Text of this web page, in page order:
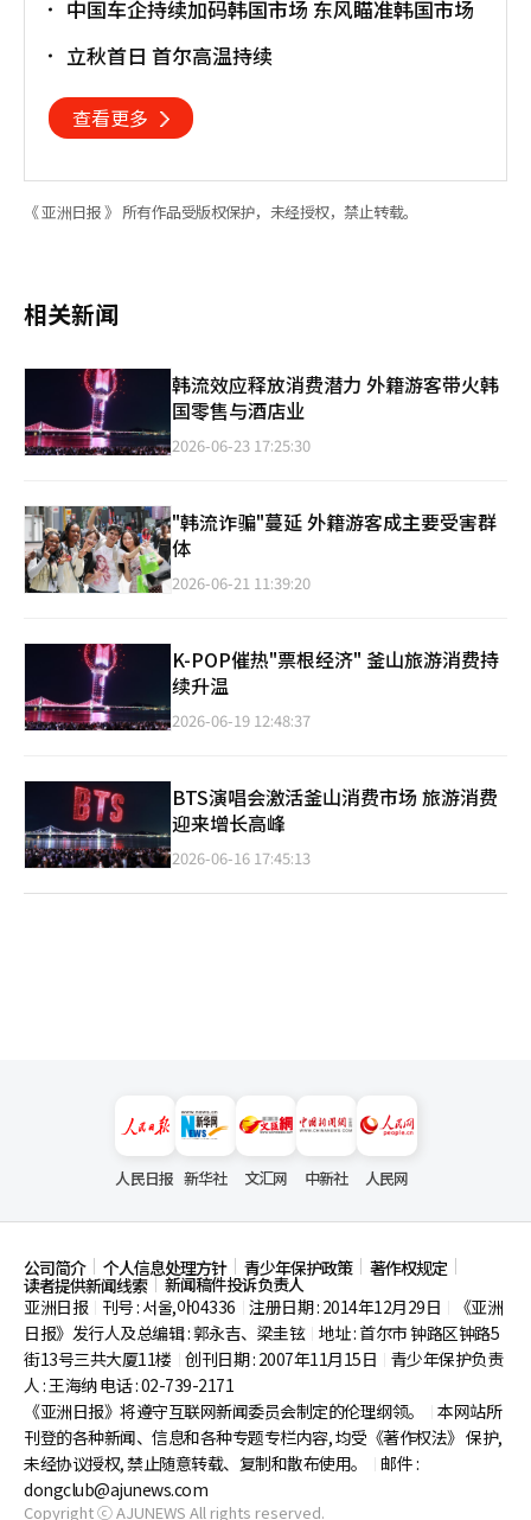
中国车企持续加码韩国市场 东风瞄准韩国市场
立秋首日 首尔高温持续
查看更多
《 亚洲日报 》 所有作品受版权保护，未经授权，禁止转载。
相关新闻
韩流效应释放消费潜力 外籍游客带火韩
国零售与酒店业
2026-06-23 17:25:30
"韩流诈骗"蔓延 外籍游客成主要受害群
体
2026-06-21 11:39:20
K-POP催热"票根经济" 釜山旅游消费持
续升温
2026-06-19 12:48:37
BTS演唱会激活釜山消费市场 旅游消费
迎来增长高峰
2026-06-16 17:45:13
人民日报 新华社 文汇网 中新社 人民网
公司简介 个人信息处理方针 青少年保护政策 著作权规定
读者提供新闻线索
新闻稿件投诉负责人
亚洲日报
刊号 : 서울,아04336 注册日期 : 2014年12月29日
《亚洲
日报》发行人及总编辑 : 郭永吉、梁圭铉 地址 : 首尔市钟路区钟路5
街13号三共大厦11楼 创刊日期 : 2007年11月15日
青少年保护负责
人 : 王海纳 电话 : 02-739-2171
《亚洲日报》将遵守互联网新闻委员会制定的伦理纲领。
本网站所
刊登的各种新闻、信息和各种专题专栏内容, 均受《著作权法》 保护,
未经协议授权, 禁止随意转载、复制和散布使用。
邮件 :
dongclub@ajunews.com
Copyright ⓒ AJUNEWS All rights reserved.